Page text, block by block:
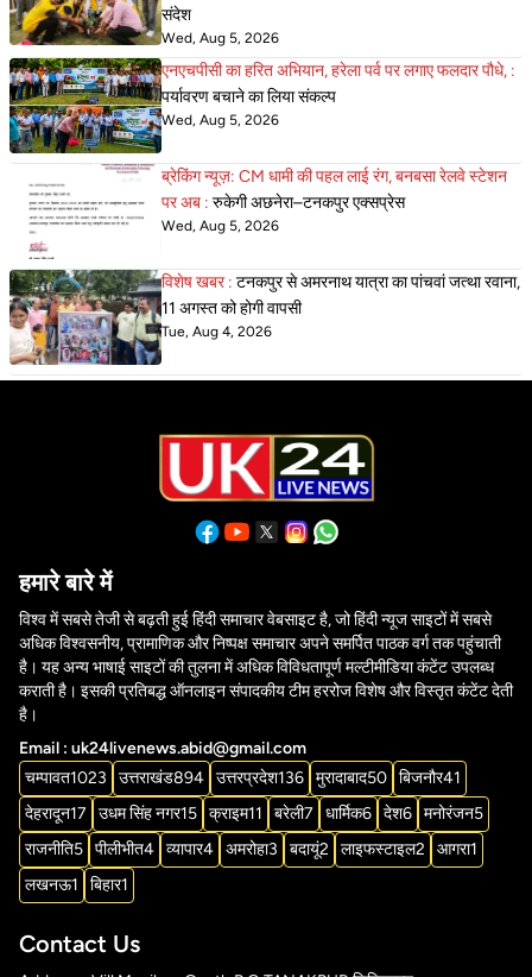
संदेश
Wed, Aug 5, 2026
एनएचपीसी का हरित अभियान, हरेला पर्व पर लगाए फलदार पौधे, :
पर्यावरण बचाने का लिया संकल्प
Wed, Aug 5, 2026
ब्रेकिंग न्यूज़: CM धामी की पहल लाई रंग, बनबसा रेलवे स्टेशन
पर अब : रुकेगी अछनेरा–टनकपुर एक्सप्रेस
Wed, Aug 5, 2026
विशेष खबर : टनकपुर से अमरनाथ यात्रा का पांचवां जत्था रवाना,
11 अगस्त को होगी वापसी
Tue, Aug 4, 2026
हमारे बारे में
विश्व में सबसे तेजी से बढ़ती हुई हिंदी समाचार वेबसाइट है, जो हिंदी न्यूज साइटों में सबसे
अधिक विश्वसनीय, प्रामाणिक और निष्पक्ष समाचार अपने समर्पित पाठक वर्ग तक पहुंचाती
है। यह अन्य भाषाई साइटों की तुलना में अधिक विविधतापूर्ण मल्टीमीडिया कंटेंट उपलब्ध
कराती है। इसकी प्रतिबद्ध ऑनलाइन संपादकीय टीम हररोज विशेष और विस्तृत कंटेंट देती
है।
Email : uk24livenews.abid@gmail.com
चम्पावत1023 उत्तराखंड894 उत्तरप्रदेश136 मुरादाबाद50 बिजनौर41
देहरादून17 उधम सिंह नगर15 क्राइम11 बरेली7 धार्मिक6 देश6 मनोरंजन5
राजनीति5 पीलीभीत4 व्यापार4 अमरोहा3 बदायूं2 लाइफस्टाइल2 आगरा1
लखनऊ1 बिहार1
Contact Us